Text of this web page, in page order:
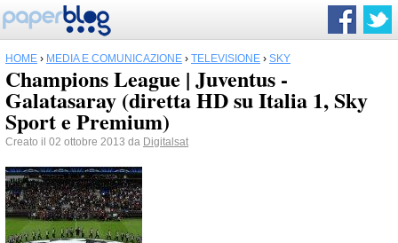
HOME › MEDIA E COMUNICAZIONE › TELEVISIONE › SKY
Champions League | Juventus -
Galatasaray (diretta HD su Italia 1, Sky
Sport e Premium)
Creato il 02 ottobre 2013 da Digitalsat